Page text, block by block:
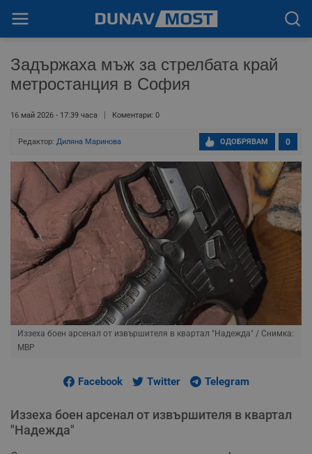
Задържаха мъж за стрелбата край
метростанция в София
16 май 2026 - 17:39 часа Коментари: 0
Редактор: Диляна Маринова 0
ОДОБРЯВАМ
Иззеха боен арсенал от извършителя в квартал "Надежда" / Снимка:
МВР
Facebook Twitter Telegram
Иззеха боен арсенал от извършителя в квартал
"Надежда"